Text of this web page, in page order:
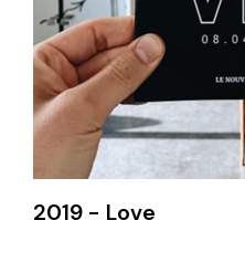
2019 - Love